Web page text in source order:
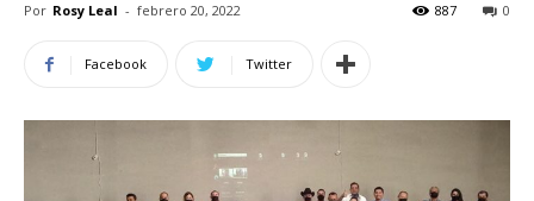
Por Rosy Leal - febrero 20, 2022 0
887
Facebook Twitter